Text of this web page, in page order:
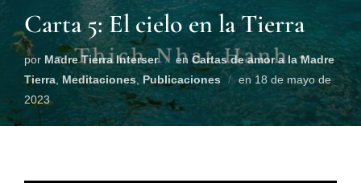
Carta 5: El cielo en la Tierra
por Madre Tierra Interser en Cartas de amor a la Madre
Tierra, Meditaciones, Publicaciones en18 de mayo de
2023